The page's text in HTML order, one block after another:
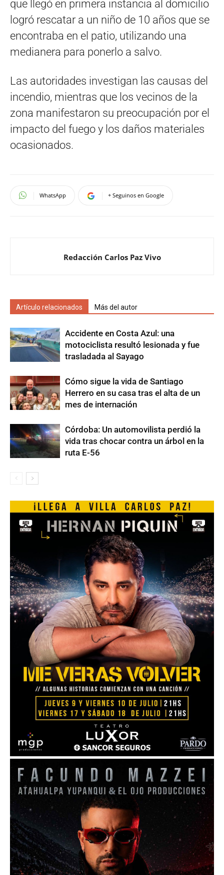
que llegó en primera instancia al domicilio
logró rescatar a un niño de 10 años que se
encontraba en el patio, utilizando una
medianera para ponerlo a salvo.
Las autoridades investigan las causas del
incendio, mientras que los vecinos de la
zona manifestaron su preocupación por el
impacto del fuego y los daños materiales
ocasionados.
WhatsApp + Seguinos en Google
Redacción Carlos Paz Vivo
Artículo relacionados Más del autor
Accidente en Costa Azul: una
motociclista resultó lesionada y fue
trasladada al Sayago
Cómo sigue la vida de Santiago
Herrero en su casa tras el alta de un
mes de internación
Córdoba: Un automovilista perdió la
vida tras chocar contra un árbol en la
ruta E-56